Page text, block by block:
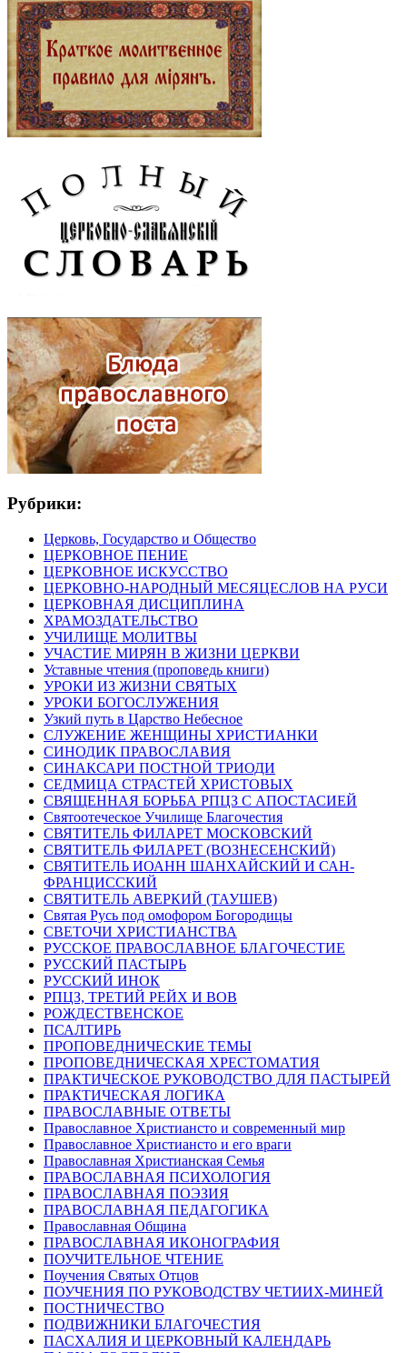
Рубрики:
Церковь, Государство и Общество
ЦЕРКОВНОЕ ПЕНИЕ
ЦЕРКОВНОЕ ИСКУССТВО
ЦЕРКОВНО-НАРОДНЫЙ МЕСЯЦЕСЛОВ НА РУСИ
ЦЕРКОВНАЯ ДИСЦИПЛИНА
ХРАМОЗДАТЕЛЬСТВО
УЧИЛИЩЕ МОЛИТВЫ
УЧАСТИЕ МИРЯН В ЖИЗНИ ЦЕРКВИ
Уставные чтения (проповедь книги)
УРОКИ ИЗ ЖИЗНИ СВЯТЫХ
УРОКИ БОГОСЛУЖЕНИЯ
Узкий путь в Царство Небесное
СЛУЖЕНИЕ ЖЕНЩИНЫ ХРИСТИАНКИ
СИНОДИК ПРАВОСЛАВИЯ
СИНАКСАРИ ПОСТНОЙ ТРИОДИ
СЕДМИЦА СТРАСТЕЙ ХРИСТОВЫХ
СВЯЩЕННАЯ БОРЬБА РПЦЗ С АПОСТАСИЕЙ
Святоотеческое Училище Благочестия
СВЯТИТЕЛЬ ФИЛАРЕТ МОСКОВСКИЙ
СВЯТИТЕЛЬ ФИЛАРЕТ (ВОЗНЕСЕНСКИЙ)
СВЯТИТЕЛЬ ИОАНН ШАНХАЙСКИЙ И САН-
ФРАНЦИССКИЙ
СВЯТИТЕЛЬ АВЕРКИЙ (ТАУШЕВ)
Святая Русь под омофором Богородицы
СВЕТОЧИ ХРИСТИАНСТВА
РУССКОЕ ПРАВОСЛАВНОЕ БЛАГОЧЕСТИЕ
РУССКИЙ ПАСТЫРЬ
РУССКИЙ ИНОК
РПЦЗ, ТРЕТИЙ РЕЙХ И ВОВ
РОЖДЕСТВЕНСКОЕ
ПСАЛТИРЬ
ПРОПОВЕДНИЧЕСКИЕ ТЕМЫ
ПРОПОВЕДНИЧЕСКАЯ ХРЕСТОМАТИЯ
ПРАКТИЧЕСКОЕ РУКОВОДСТВО ДЛЯ ПАСТЫРЕЙ
ПРАКТИЧЕСКАЯ ЛОГИКА
ПРАВОСЛАВНЫЕ ОТВЕТЫ
Православное Христиансто и современный мир
Православное Христиансто и его враги
Православная Христианская Семья
ПРАВОСЛАВНАЯ ПСИХОЛОГИЯ
ПРАВОСЛАВНАЯ ПОЭЗИЯ
ПРАВОСЛАВНАЯ ПЕДАГОГИКА
Православная Община
ПРАВОСЛАВНАЯ ИКОНОГРАФИЯ
ПОУЧИТЕЛЬНОЕ ЧТЕНИЕ
Поучения Святых Отцов
ПОУЧЕНИЯ ПО РУКОВОДСТВУ ЧЕТИИХ-МИНЕЙ
ПОСТНИЧЕСТВО
ПОДВИЖНИКИ БЛАГОЧЕСТИЯ
ПАСХАЛИЯ И ЦЕРКОВНЫЙ КАЛЕНДАРЬ